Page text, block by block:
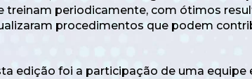
treinam periodicamente, com ótimos
procedimentos que podem
edição foi a participação de uma equipe